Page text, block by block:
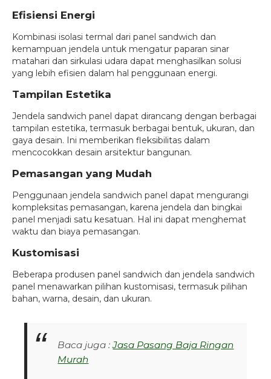
Efisiensi Energi
Kombinasi isolasi termal dari panel sandwich dan
kemampuan jendela untuk mengatur paparan sinar
matahari dan sirkulasi udara dapat menghasilkan solusi
yang lebih efisien dalam hal penggunaan energi.
Tampilan Estetika
Jendela sandwich panel dapat dirancang dengan berbagai
tampilan estetika, termasuk berbagai bentuk, ukuran, dan
gaya desain. Ini memberikan fleksibilitas dalam
mencocokkan desain arsitektur bangunan.
Pemasangan yang Mudah
Penggunaan jendela sandwich panel dapat mengurangi
kompleksitas pemasangan, karena jendela dan bingkai
panel menjadi satu kesatuan. Hal ini dapat menghemat
waktu dan biaya pemasangan.
Kustomisasi
Beberapa produsen panel sandwich dan jendela sandwich
panel menawarkan pilihan kustomisasi, termasuk pilihan
bahan, warna, desain, dan ukuran.
Baca juga :Jasa Pasang Baja Ringan
Murah